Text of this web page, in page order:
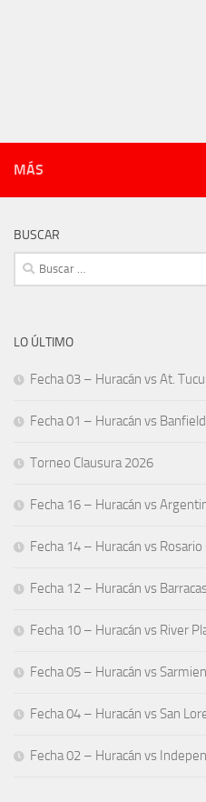
MÁS
BUSCAR
Buscar:
LO ÚLTIMO
Fecha 03 – Huracán vs At.
Fecha 01 – Huracán vs Banfield
Torneo Clausura 2026
Fecha 16 – Huracán vs
Fecha 14 – Huracán vs Rosario
Fecha 12 – Huracán vs
Fecha 10 – Huracán vs River
Fecha 05 – Huracán vs
Fecha 04 – Huracán vs San
Fecha 02 – Huracán vs